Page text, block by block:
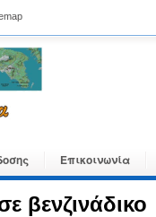
Επικοινωνία
βενζινάδικο